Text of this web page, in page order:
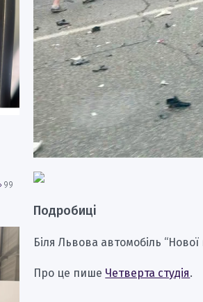
Подробиці
Біля Львова автомобіль
Про це пише Четверта студія.
99